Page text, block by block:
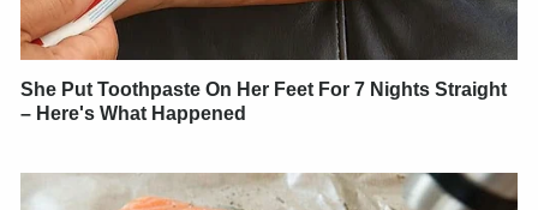
She Put Toothpaste On Her Feet For 7 Nights Straight
– Here's What Happened